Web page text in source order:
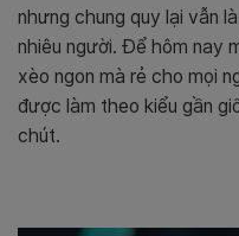
nhưng chung quy lại vẫn
nhiêu người. Để hôm nay
xèo ngon mà rẻ cho mọi
được làm theo kiểu gần
chút.